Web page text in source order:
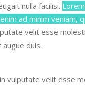
nulla facilisi.
ad minim
velit esse
duis.
vulputate velit esse